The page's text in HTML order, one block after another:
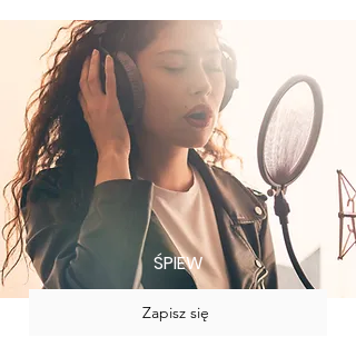
ŚPIEW
Zapisz się